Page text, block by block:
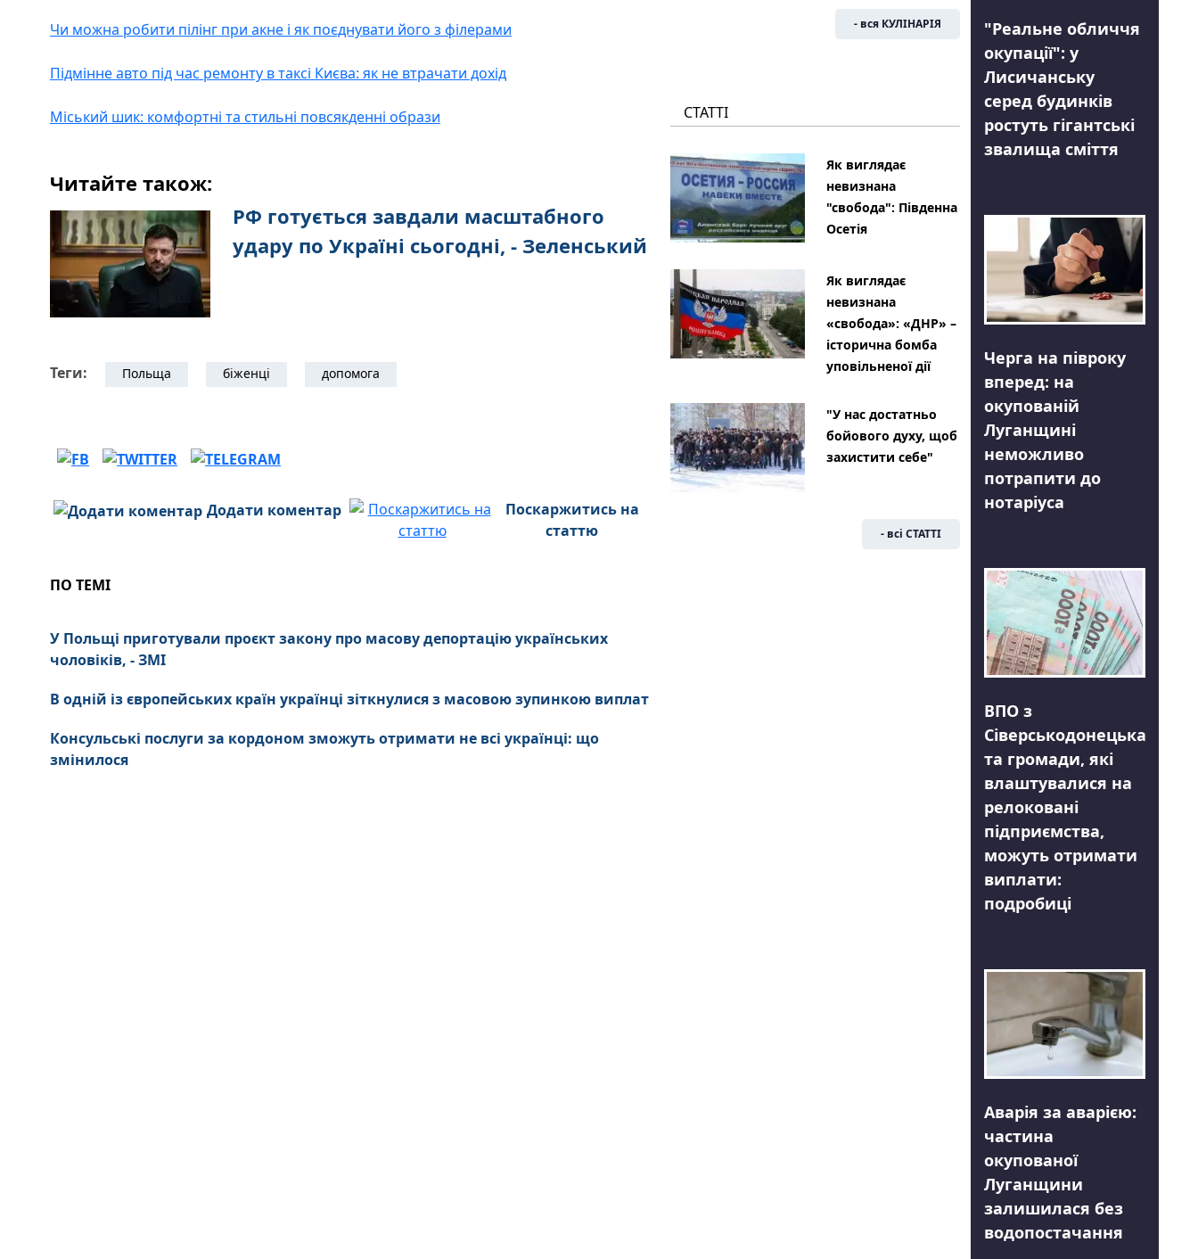
Чи можна робити пілінг при акне і як поєднувати його з філерами
Підмінне авто під час ремонту в таксі Києва: як не втрачати дохід
Міський шик: комфортні та стильні повсякденні образи
Читайте також:
РФ готується завдали масштабного
удару по Україні сьогодні, - Зеленський
Теги: Польща біженці допомога
Додати коментар
Поскаржитись на
статтю
ПО ТЕМІ
У Польщі приготували проєкт закону про масову депортацію українських
чоловіків, - ЗМІ
В одній із європейських країн українці зіткнулися з масовою зупинкою виплат
Консульські послуги за кордоном зможуть отримати не всі українці: що
змінилося
- вся КУЛІНАРІЯ
СТАТТІ
Як виглядає
невизнана
"свобода": Південна
Осетія
Як виглядає
невизнана
«свобода»: «ДНР» –
історична бомба
уповільненої дії
"У нас достатньо
бойового духу, щоб
захистити себе"
- всі СТАТТІ
"Реальне обличчя
окупації": у
Лисичанську
серед будинків
ростуть гігантські
звалища сміття
Черга на півроку
вперед: на
окупованій
Луганщині
неможливо
потрапити до
нотаріуса
ВПО з
Сіверськодонецька
та громади, які
влаштувалися на
релоковані
підприємства,
можуть отримати
виплати:
подробиці
Аварія за аварією:
частина
окупованої
Луганщини
залишилася без
водопостачання